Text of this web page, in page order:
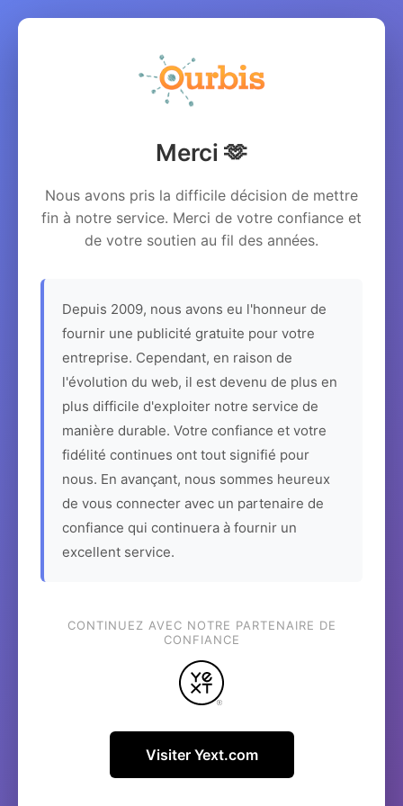
Merci 🫶
Nous avons pris la difficile décision de mettre
fin à notre service. Merci de votre confiance et
de votre soutien au fil des années.
Depuis 2009, nous avons eu l'honneur de
fournir une publicité gratuite pour votre
entreprise. Cependant, en raison de
l'évolution du web, il est devenu de plus en
plus difficile d'exploiter notre service de
manière durable. Votre confiance et votre
fidélité continues ont tout signifié pour
nous. En avançant, nous sommes heureux
de vous connecter avec un partenaire de
confiance qui continuera à fournir un
excellent service.
CONTINUEZ AVEC NOTRE PARTENAIRE DE
CONFIANCE
Visiter Yext.com